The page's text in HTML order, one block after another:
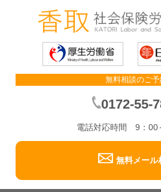
無料相談のご予
0172-55-
電話対応時間 9：00
無料メール